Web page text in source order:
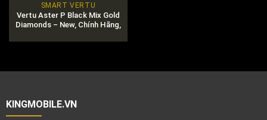
SMART VERTU
Vertu Aster P Black Mix Gold
Diamonds – New, Chính Hãng,
KINGMOBILE.VN